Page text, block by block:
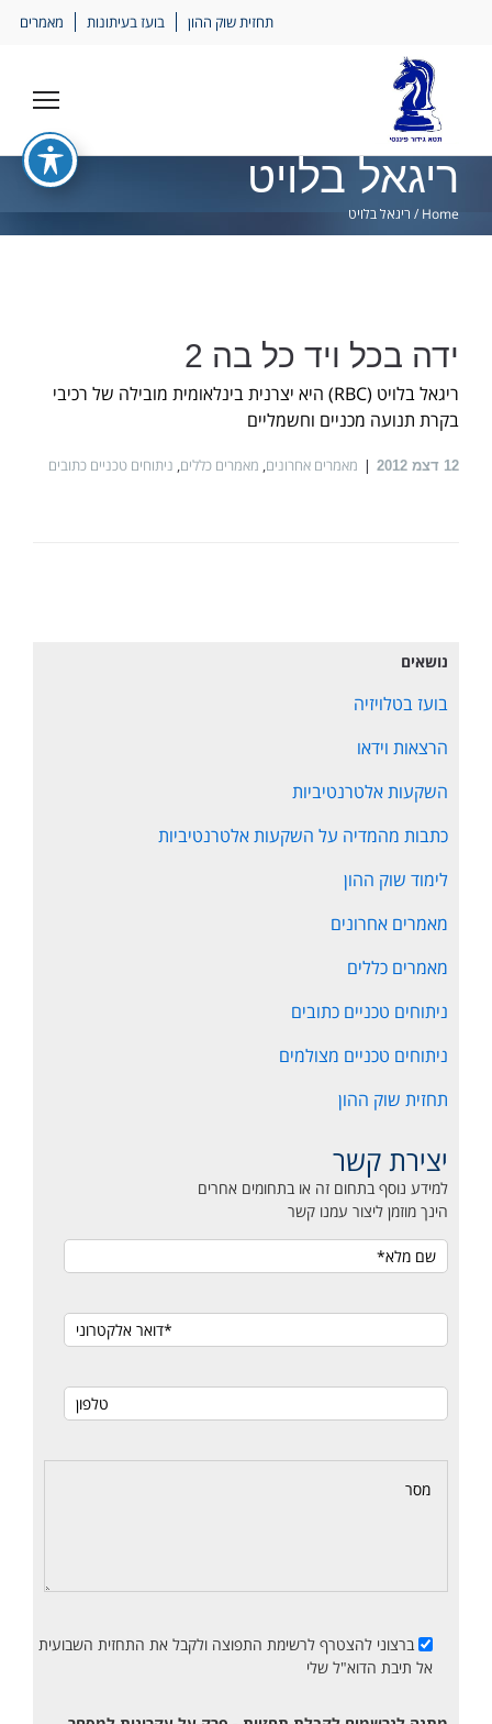
תחזית שוק ההון בועז בעיתונות מאמרים
ריגאל בלויט
Home
/ ריגאל בלויט
ידה בכל ויד כל בה 2
ריגאל בלויט (RBC) היא יצרנית בינלאומית מובילה של רכיבי
בקרת תנועה מכניים וחשמליים
12 דצמ 2012 מאמרים אחרונים, מאמרים כללים, ניתוחים טכניים כתובים
נושאים
בועז בטלויזיה
הרצאות וידאו
השקעות אלטרנטיביות
כתבות מהמדיה על השקעות אלטרנטיביות
לימוד שוק ההון
מאמרים אחרונים
מאמרים כללים
ניתוחים טכניים כתובים
ניתוחים טכניים מצולמים
תחזית שוק ההון
יצירת קשר
למידע נוסף בתחום זה או בתחומים אחרים
הינך מוזמן ליצור עמנו קשר
ברצוני להצטרף לרשימת התפוצה ולקבל את התחזית השבועית
אל תיבת הדוא"ל שלי